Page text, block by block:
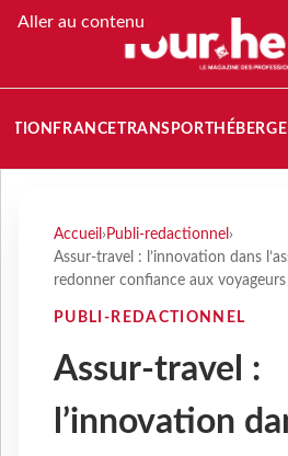
Aller au contenu
FRANCETRANSPORT
Accueil › Publi-redactionnel ›
Assur-travel : l’innovation dans
redonner confiance aux voyageurs
PUBLI-REDACTIONNEL
Assur-travel :
l’innovation